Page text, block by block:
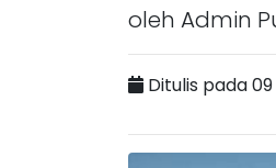
oleh Admin
Ditulis pada